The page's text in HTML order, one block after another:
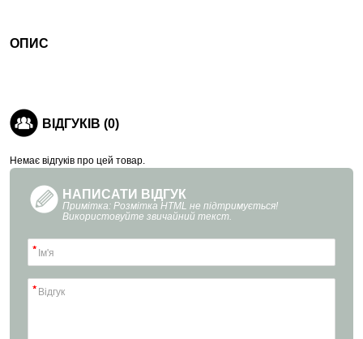
ОПИС
ВІДГУКІВ (0)
Немає відгуків про цей товар.
НАПИСАТИ ВІДГУК
Примітка: Розмітка HTML не підтримується!
Використовуйте звичайний текст.